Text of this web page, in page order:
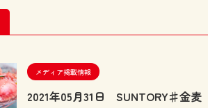
メディア掲載情報
2021年05月31日 SUNTORY♯金麦